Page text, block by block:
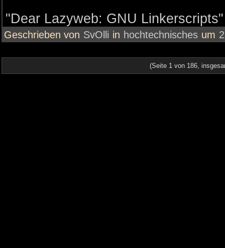
"Dear Lazyweb: GNU
Geschrieben von SvOlli in hochtechnisches um
(Seite 1 von 186,